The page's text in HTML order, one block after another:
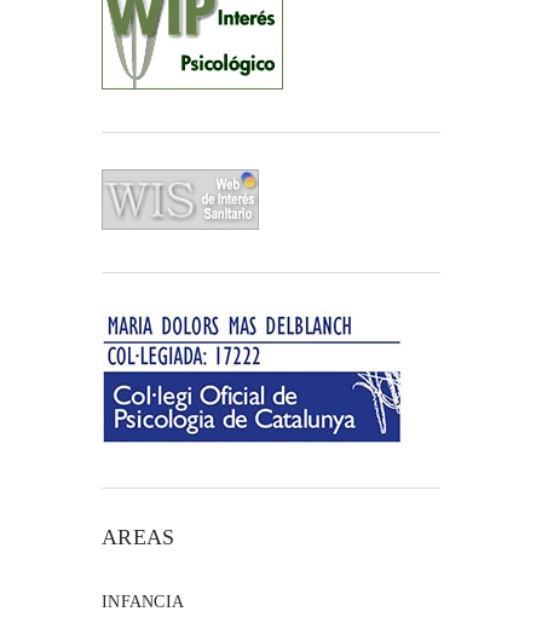
AREAS
INFANCIA